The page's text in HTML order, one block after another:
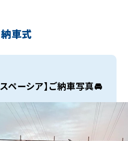
納車式
ペーシア】ご納車写真🚘